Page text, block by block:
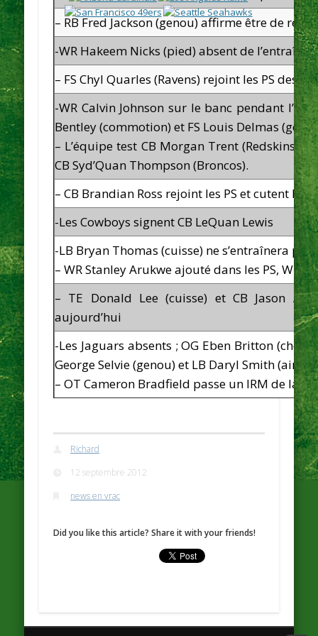
– RB Fred Jackson (genou) affirme être de
-WR Hakeem Nicks (pied) absent de
– FS Chyl Quarles (Ravens) rejoint les PS des
-WR Calvin Johnson sur le banc pendant
Bentley (commotion) et FS Louis Delmas
– L’équipe test CB Morgan Trent (Redskins),
CB Syd’Quan Thompson (Broncos).
– CB Brandian Ross rejoint les PS et cutent RB
-Les Cowboys signent CB LeQuan Lewis
-LB Bryan Thomas (cuisse) ne s’entraînera pas
– WR Stanley Arukwe ajouté dans les PS, WR
– TE Donald Lee (cuisse) et CB Jason
aujourd’hui
-Les Jaguars absents ; OG Eben Britton
George Selvie (genou) et LB Daryl Smith (aine)
– OT Cameron Bradfield passe un IRM de la
Richard
12 septembre 2012
news en vrac
Did you like this article? Share it with your friends!